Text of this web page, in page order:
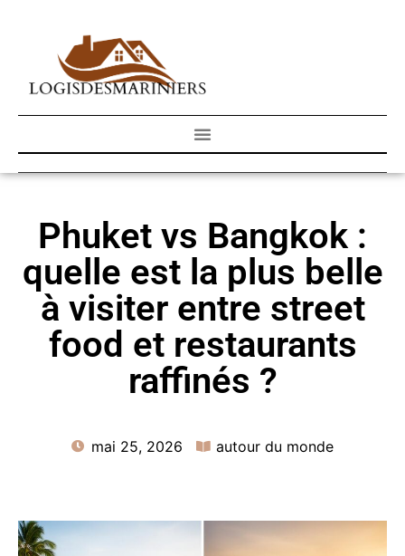
Phuket vs Bangkok :
quelle est la plus belle
à visiter entre street
food et restaurants
raffinés ?
mai 25, 2026 autour du monde